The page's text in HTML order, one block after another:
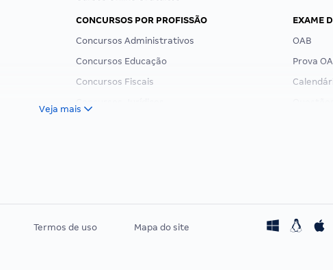
CONCURSOS POR PROFISSÃO
Concursos Administrativos
Concursos Educação
Concursos Fiscais
Residência Multiprofissional
EXAME
OAB
Prova
Veja mais
Termos de uso Mapa do site